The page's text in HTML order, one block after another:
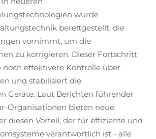
wurde
bereitgestellt, die
vornimmt, um die
zu korrigieren. Dieser Fortschritt
effektivere Kontrolle über
und stabilisiert die
Geräte. Laut Berichten führender
Organisationen bieten neue
diesen Vorteil, der für effiziente und
verantwortlich ist - alle